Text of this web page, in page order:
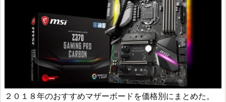
２０１８年のおすすめマザーボードを価格別にまとめた。